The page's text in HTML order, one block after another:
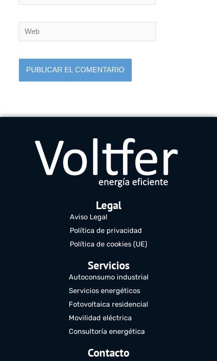
electrónico*
Web
Legal
Aviso Legal
Política de privacidad
Política de cookies (UE)
Servicios
Autoconsumo industrial
Servicios energéticos
Fotovoltaica residencial
Movilidad eléctrica
Consultoría energética
Contacto